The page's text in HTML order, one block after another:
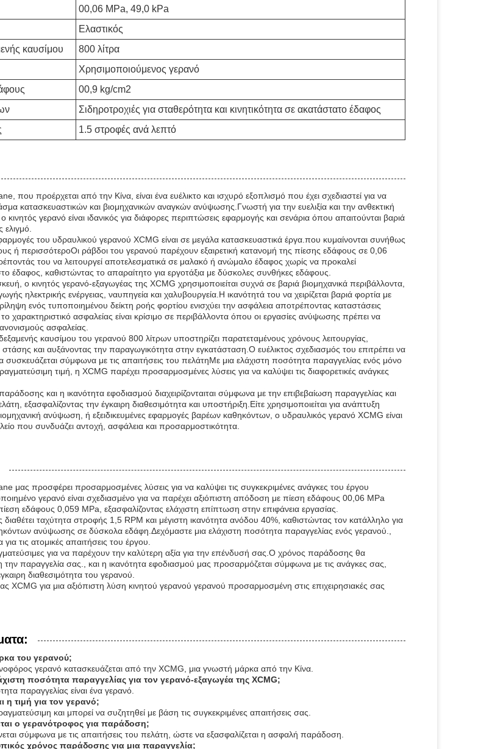
00,06 MPa, 49,0 kPa
Ελαστικός
καυσίμου
800 λίτρα
Χρησιμοποιούμενος γερανό
00,9 kg/cm2
Σιδηροτροχιές για σταθερότητα και κινητικότητα σε ακατάστατο έδαφος
1.5 στροφές ανά λεπτό
που προέρχεται από την Κίνα, είναι ένα ευέλικτο και ισχυρό εξοπλισμό που έχει σχεδιαστεί για να
κατασκευαστικών και βιομηχανικών αναγκών ανύψωσης.Γνωστή για την ευελιξία και την ανθεκτική
γερανό είναι ιδανικός για διάφορες περιπτώσεις εφαρμογής και σενάρια όπου απαιτούνται βαριά
του υδραυλικού γερανού XCMG είναι σε μεγάλα κατασκευαστικά έργα.που κυμαίνονται συνήθως
ή περισσότεροΟι ράβδοι του γερανού παρέχουν εξαιρετική κατανομή της πίεσης εδάφους σε 0,06
του να λειτουργεί αποτελεσματικά σε μαλακό ή ανώμαλο έδαφος χωρίς να προκαλεί
έδαφος, καθιστώντας το απαραίτητο για εργοτάξια με δύσκολες συνθήκες εδάφους.
ο κινητός γερανό-εξαγωγέας της XCMG χρησιμοποιείται συχνά σε βαριά βιομηχανικά περιβάλλοντα,
ηλεκτρικής ενέργειας, ναυπηγεία και χαλυβουργεία.Η ικανότητά του να χειρίζεται βαριά φορτία με
ενός τυποποιημένου δείκτη ροής φορτίου ενισχύει την ασφάλεια αποτρέποντας καταστάσεις
χαρακτηριστικό ασφαλείας είναι κρίσιμο σε περιβάλλοντα όπου οι εργασίες ανύψωσης πρέπει να
ασφαλείας.
καυσίμου του γερανού 800 λίτρων υποστηρίζει παρατεταμένους χρόνους λειτουργίας,
και αυξάνοντας την παραγωγικότητα στην εγκατάσταση.Ο ευέλικτος σχεδιασμός του επιτρέπει να
συσκευάζεται σύμφωνα με τις απαιτήσεις του πελάτηΜε μια ελάχιστη ποσότητα παραγγελίας ενός μόνο
τιμή, η XCMG παρέχει προσαρμοσμένες λύσεις για να καλύψει τις διαφορετικές ανάγκες
και η ικανότητα εφοδιασμού διαχειρίζονταιται σύμφωνα με την επιβεβαίωση παραγγελίας και
εξασφαλίζοντας την έγκαιρη διαθεσιμότητα και υποστήριξη.Είτε χρησιμοποιείται για ανάπτυξη
ανύψωση, ή εξειδικευμένες εφαρμογές βαρέων καθηκόντων, ο υδραυλικός γερανό XCMG είναι
που συνδυάζει αντοχή, ασφάλεια και προσαρμοστικότητα.
μας προσφέρει προσαρμοσμένες λύσεις για να καλύψει τις συγκεκριμένες ανάγκες του έργου
γερανό είναι σχεδιασμένο για να παρέχει αξιόπιστη απόδοση με πίεση εδάφους 00,06 MPa
εδάφους 0,059 MPa, εξασφαλίζοντας ελάχιστη επίπτωση στην επιφάνεια εργασίας.
ταχύτητα στροφής 1,5 RPM και μέγιστη ικανότητα ανόδου 40%, καθιστώντας τον κατάλληλο για
ανύψωσης σε δύσκολα εδάφη.Δεχόμαστε μια ελάχιστη ποσότητα παραγγελίας ενός γερανού.,
για τις ατομικές απαιτήσεις του έργου.
για να παρέχουν την καλύτερη αξία για την επένδυσή σας.Ο χρόνος παράδοσης θα
την παραγγελία σας., και η ικανότητα εφοδιασμού μας προσαρμόζεται σύμφωνα με τις ανάγκες σας,
διαθεσιμότητα του γερανού.
XCMG για μια αξιόπιστη λύση κινητού γερανού γερανού προσαρμοσμένη στις επιχειρησιακές σας
του γερανού;
γερανό κατασκευάζεται από την XCMG, μια γνωστή μάρκα από την Κίνα.
ποσότητα παραγγελίας για τον γερανό-εξαγωγέα της XCMG;
παραγγελίας είναι ένα γερανό.
η τιμή για τον γερανό;
και μπορεί να συζητηθεί με βάση τις συγκεκριμένες απαιτήσεις σας.
ο γερανότροφος για παράδοση;
σύμφωνα με τις απαιτήσεις του πελάτη, ώστε να εξασφαλίζεται η ασφαλή παράδοση.
χρόνος παράδοσης για μια παραγγελία;